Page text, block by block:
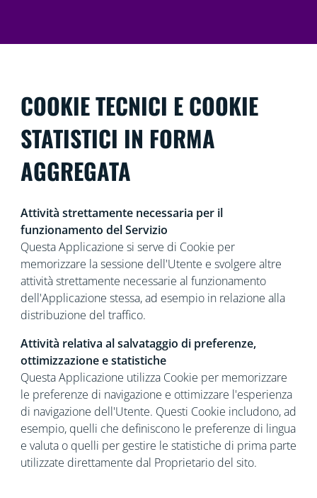
COOKIE TECNICI E COOKIE
STATISTICI IN FORMA
AGGREGATA
Attività strettamente necessaria per il
funzionamento del Servizio
Questa Applicazione si serve di Cookie per
memorizzare la sessione dell'Utente e svolgere altre
attività strettamente necessarie al funzionamento
dell'Applicazione stessa, ad esempio in relazione alla
distribuzione del traffico.
Attività relativa al salvataggio di preferenze,
ottimizzazione e statistiche
Questa Applicazione utilizza Cookie per memorizzare
le preferenze di navigazione e ottimizzare l'esperienza
di navigazione dell'Utente. Questi Cookie includono, ad
esempio, quelli che definiscono le preferenze di lingua
e valuta o quelli per gestire le statistiche di prima parte
utilizzate direttamente dal Proprietario del sito.